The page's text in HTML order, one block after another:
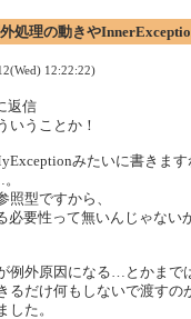
処理の動きや
12:22:22)
返信
いうことか！
みたいに書きます
照型ですから、
必要性って無いんじゃない
例外原因になる…とかまで
るだけ何もしないで渡すの
した。